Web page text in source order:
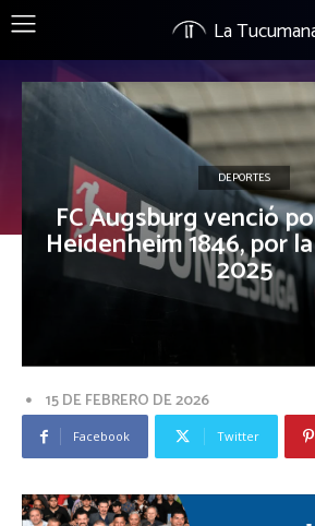
La
DEPORTES
FC Augsburg venció
Heidenheim 1846, por
2025
15 DE FEBRERO DE 2026
Facebook Twitter